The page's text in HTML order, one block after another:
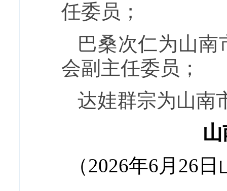
任委员；
巴桑次仁为山
会副主任委员；
达娃群宗为山南
（2026年6月26